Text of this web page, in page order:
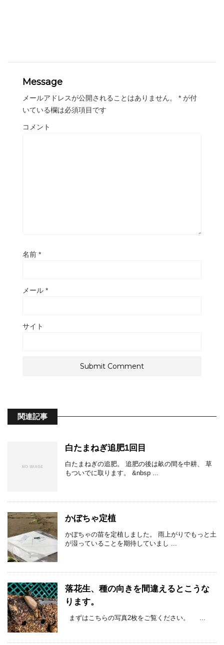
Message
メールアドレスが公開されることはありません。 * が付
いている欄は必須項目です
コメント
名前 *
メール *
サイト
関連記事
白たまねぎ追肥1回目
白たまねぎの追肥。 追肥の後は畝の間を中耕、 草
もついでに取ります。 &nbsp ...
かぼちゃ定植
かぼちゃの苗を定植しました。 雨上がりでもっと土
が湿っていることを期待していまし ...
落花生、種の向きを間違えるとこうな
ります。
まずはこちらの写真2枚をご覧ください。 ...